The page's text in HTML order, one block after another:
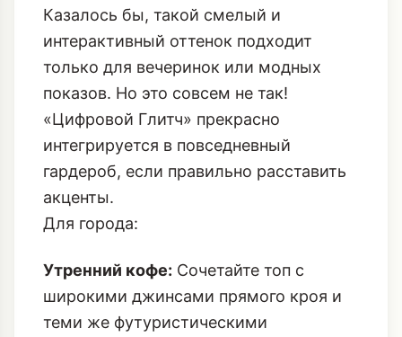
Казалось бы, такой смелый и
интерактивный оттенок подходит
только для вечеринок или модных
показов. Но это совсем не так!
«Цифровой Глитч» прекрасно
интегрируется в повседневный
гардероб, если правильно расставить
акценты.
Для города:
Утренний кофе: Сочетайте топ с
широкими джинсами прямого кроя и
теми же футуристическими